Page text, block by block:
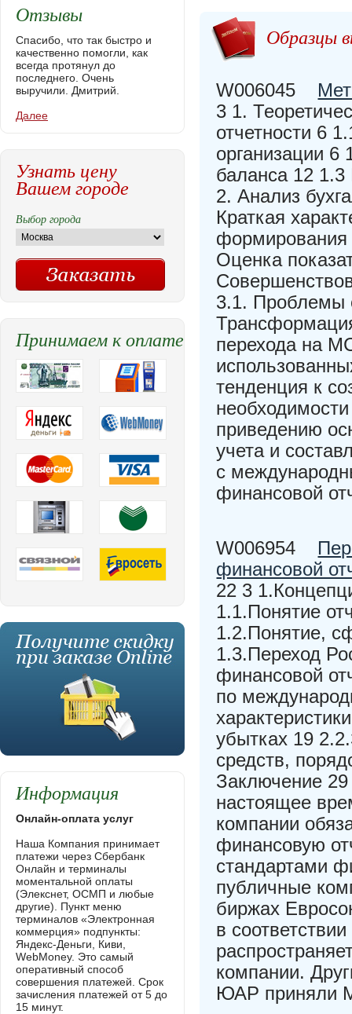
Образцы
W006045
3 1.
отчетности 6
организации 6
баланса 12 1.3
2. Анализ
Краткая
формирования
Оценка
3.1. Проблемы
перехода на
тенденция к
приведению
учета и
с
финансовой
W006954
финансовой
22 3
1.1.Понятие
1.2.Понятие,
1.3.Переход
финансовой
по
убытках 19
средств,
Заключение
настоящее
компании
финансовую
стандартами
публичные
биржах
в
компании.
ЮАР приняли
Отзывы
Спасибо, что так быстро и
качественно помогли, как
всегда протянул до
последнего. Очень
выручили. Дмитрий.
Далее
Узнать цену
Вашем городе
Выбор города
Принимаем к оплате
Информация
Онлайн-оплата услуг
Наша Компания принимает
платежи через Сбербанк
Онлайн и терминалы
моментальной оплаты
(Элекснет, ОСМП и любые
другие). Пункт меню
терминалов «Электронная
коммерция» подпункты:
Яндекс-Деньги, Киви,
WebMoney. Это самый
оперативный способ
совершения платежей. Срок
зачисления платежей от 5 до
15 минут.